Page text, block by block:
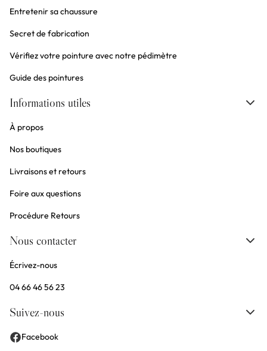
Entretenir sa chaussure
Secret de fabrication
Vérifiez votre pointure avec notre pédimètre
Guide des pointures
Informations utiles
À propos
Nos boutiques
Livraisons et retours
Foire aux questions
Procédure Retours
Nous contacter
Écrivez-nous
04 66 46 56 23
Suivez-nous
Facebook